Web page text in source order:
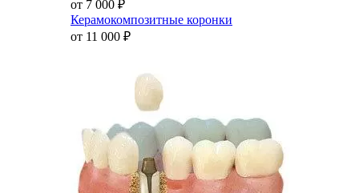
от 7 000 ₽
Керамокомпозитные коронки
от 11 000 ₽